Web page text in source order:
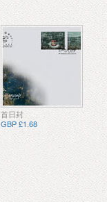
首日封
GBP £1.68